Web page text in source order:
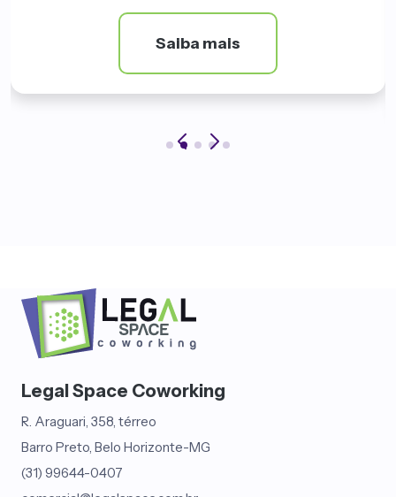
Saiba mais
Legal Space Coworking
R. Araguari, 358, térreo
Barro Preto, Belo Horizonte-MG
(31) 99644-0407